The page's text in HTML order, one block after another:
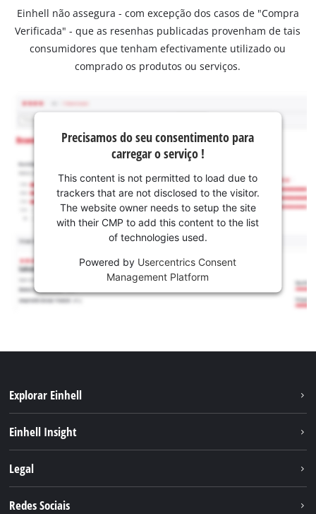
Einhell não assegura - com excepção dos casos de "Compra
Verificada" - que as resenhas publicadas provenham de tais
consumidores que tenham efectivamente utilizado ou
comprado os produtos ou serviços.
Precisamos do seu consentimento para
carregar o serviço !
This content is not permitted to load due to
trackers that are not disclosed to the visitor.
The website owner needs to setup the site
with their CMP to add this content to the list
of technologies used.
Powered by Usercentrics Consent
Management Platform
Explorar Einhell
Serviço
Einhell Insight
Carreira
Legal
Redes Sociais